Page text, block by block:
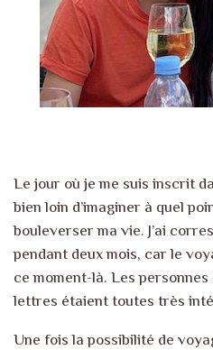
Le jour où je me suis inscrit
bien loin d’imaginer à quel
bouleverser ma vie. J’ai
pendant deux mois, car le
ce moment-là. Les personnes
lettres étaient toutes très
Une fois la possibilité de